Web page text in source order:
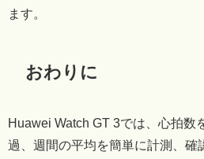
ます。
おわりに
Huawei Watch GT 3では、心拍数
過、週間の平均を簡単に計測、確